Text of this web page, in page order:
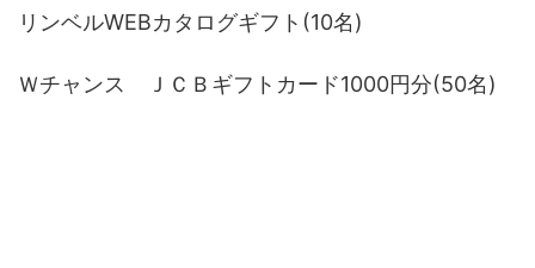
リンベルWEBカタログギフト(10名)
Ｗチャンス ＪＣＢギフトカード1000円分(50名)